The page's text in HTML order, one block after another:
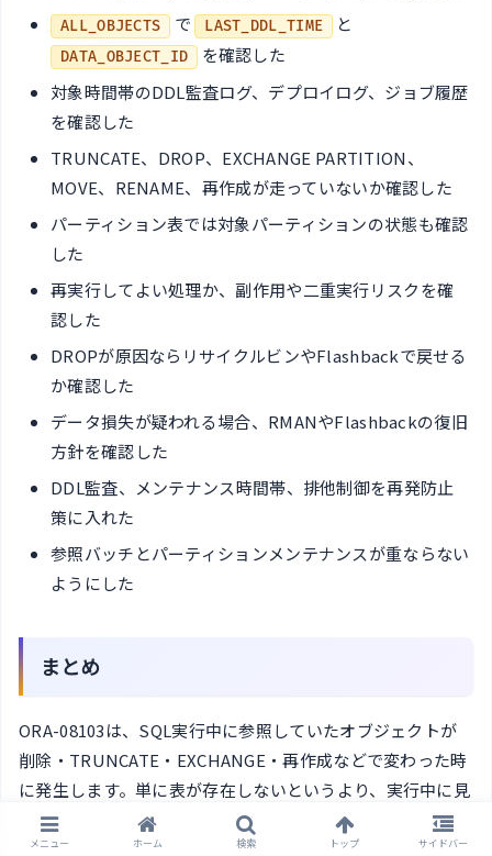
ALL_OBJECTS で LAST_DDL_TIME と
DATA_OBJECT_ID
を確認した
対象時間帯のDDL監査ログ、デプロイログ、ジョブ履歴
を確認した
TRUNCATE、DROP、EXCHANGE PARTITION、
MOVE、RENAME、再作成が走っていないか確認した
パーティション表では対象パーティションの状態も確認
した
再実行してよい処理か、副作用や二重実行リスクを確
認した
DROPが原因ならリサイクルビンやFlashbackで戻せる
か確認した
データ損失が疑われる場合、RMANやFlashbackの復旧
方針を確認した
DDL監査、メンテナンス時間帯、排他制御を再発防止
策に入れた
参照バッチとパーティションメンテナンスが重ならない
ようにした
まとめ
ORA-08103は、SQL実行中に参照していたオブジェクトが
削除・TRUNCATE・EXCHANGE・再作成などで変わった時
に発生します。単に表が存在しないというより、実行中に見
ていたオブジェクトの実体がなくなった、という切り分けが
重要です。
メニュー ホーム 検索 トップ サイドバー